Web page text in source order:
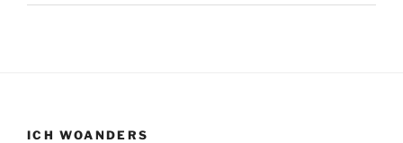
ICH WOANDERS